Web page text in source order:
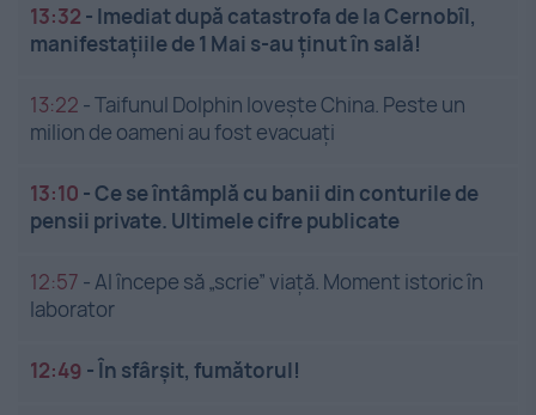
13:32 - Imediat după catastrofa de la Cernobîl,
manifestațiile de 1 Mai s-au ținut în sală!
13:22 -Taifunul Dolphin lovește China. Peste un
milion de oameni au fost evacuați
13:10 -Ce se întâmplă cu banii din conturile de
pensii private. Ultimele cifre publicate
12:57 -AI începe să „scrie” viață. Moment istoric în
laborator
12:49 -În sfârșit, fumătorul!